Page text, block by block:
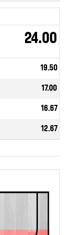
24.00
19.50
17.00
16.67
12.67